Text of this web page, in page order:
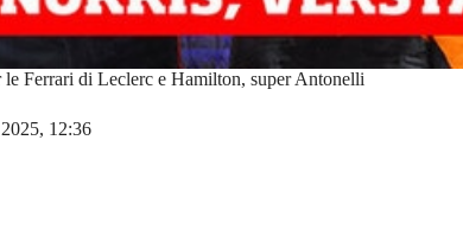
Ferrari di Leclerc e Hamilton, super Antonelli
12:36